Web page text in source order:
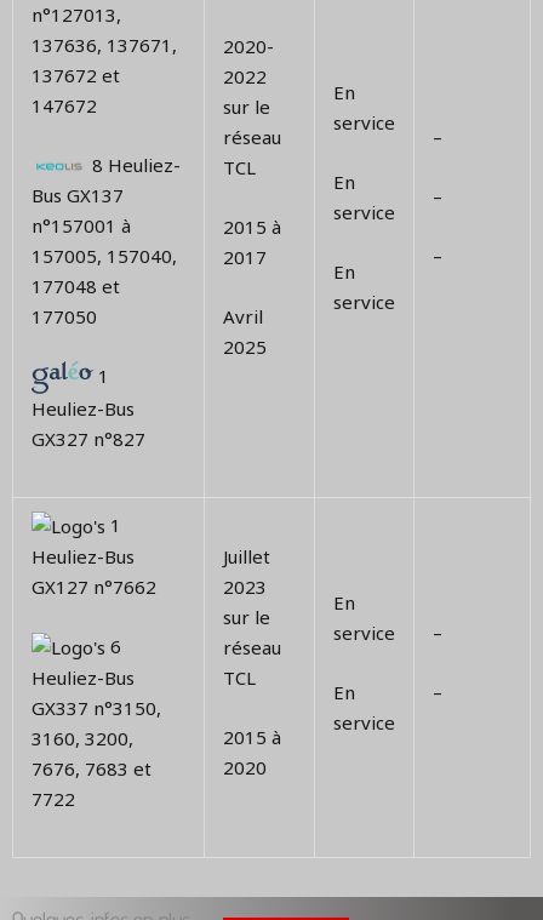
n°127013,
137636, 137671,
137672 et
147672
8 Heuliez-
Bus GX137
n°157001 à
157005, 157040,
177048 et
177050
1
Heuliez-Bus
GX327 n°827
2020-
2022
sur le
réseau
TCL
2015 à
2017
Avril
2025
En
service
En
service
En
service
–
–
–
1
Heuliez-Bus
GX127 n°7662
6
Heuliez-Bus
GX337 n°3150,
3160, 3200,
7676, 7683 et
7722
Juillet
2023
sur le
réseau
TCL
2015 à
2020
En
service
En
service
–
–